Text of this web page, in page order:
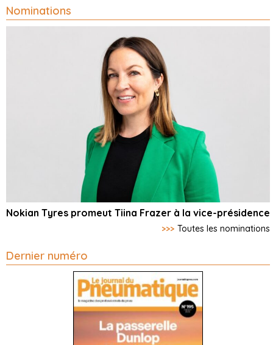
Nominations
Nokian Tyres promeut Tiina Frazer à la vice-présidence
>>> Toutes les nominations
Dernier numéro